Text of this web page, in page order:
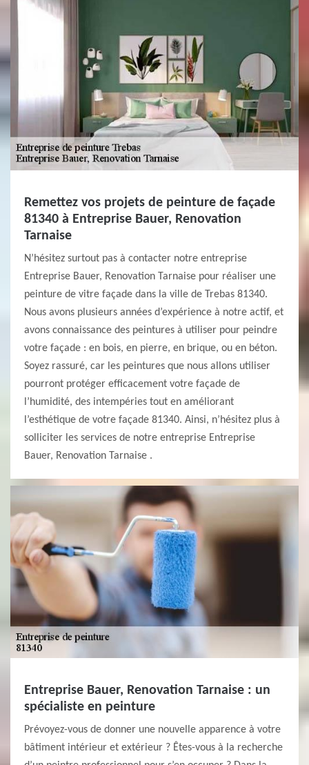
Remettez vos projets de peinture de façade
81340 à Entreprise Bauer, Renovation
Tarnaise
N’hésitez surtout pas à contacter notre entreprise
Entreprise Bauer, Renovation Tarnaise pour réaliser une
peinture de vitre façade dans la ville de Trebas 81340.
Nous avons plusieurs années d’expérience à notre actif, et
avons connaissance des peintures à utiliser pour peindre
votre façade : en bois, en pierre, en brique, ou en béton.
Soyez rassuré, car les peintures que nous allons utiliser
pourront protéger efficacement votre façade de
l’humidité, des intempéries tout en améliorant
l’esthétique de votre façade 81340. Ainsi, n’hésitez plus à
solliciter les services de notre entreprise Entreprise
Bauer, Renovation Tarnaise .
Entreprise Bauer, Renovation Tarnaise : un
spécialiste en peinture
Prévoyez-vous de donner une nouvelle apparence à votre
bâtiment intérieur et extérieur ? Êtes-vous à la recherche